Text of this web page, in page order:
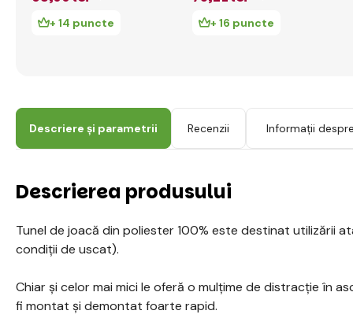
+ 14 puncte + 16 puncte
Descriere și parametrii Recenzii Informații
Descrierea produsului
Tunel de joacă din poliester 100% este destinat utilizării
condiții de uscat).
Chiar și celor mai mici le oferă o mulțime de distracție în
fi montat și demontat foarte rapid.